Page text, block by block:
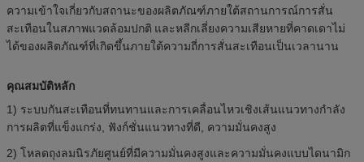
ความเข้าใจเกี่ยวกับสถานะของผลิตภัณฑ์ภายใต้สถานการณ์การสั่น
สะเทือนในสภาพแวดล้อมปกติ และหลีกเลี่ยงความเสียหายที่คาดเดาไม่
ได้ของผลิตภัณฑ์ที่เกิดขึ้นภายใต้ความถี่การสั่นสะเทือนเป็นเวลานาน
คุณสมบัติหลัก
1) ระบบกันสะเทือนที่ทนทานและการเคลื่อนไหวเชิงเส้นแนวทางกำลัง
การผลิตที่แข็งแกร่ง, ฟังก์ชั่นแนวทางที่ดี, ความมั่นคงสูง
2) โหลดถุงลมนิรภัยศูนย์ที่มีความมั่นคงสูงและความมั่นคงแบบไดนามิก